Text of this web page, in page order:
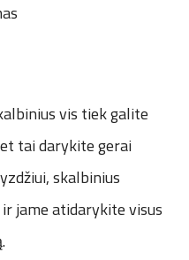
vis tiek galite
tai darykite gerai
skalbinius
jame atidarykite visus